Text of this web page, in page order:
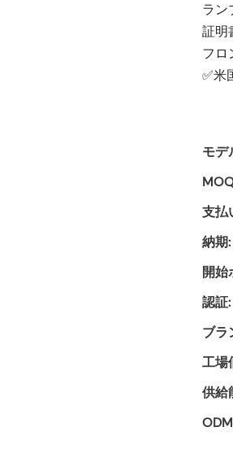
ラン
証明
フロ
✅米
モデ
支払
納期:
開始
認証:
ブラ
工場
供給